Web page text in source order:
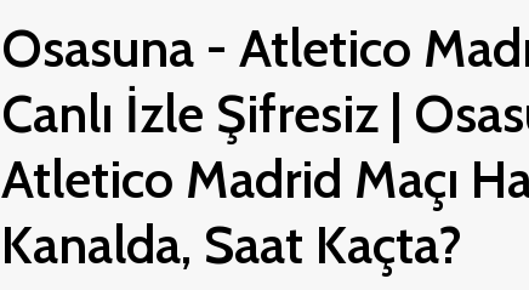
Osasuna - Atletico
Canlı İzle Şifresiz |
Atletico Madrid Maçı
Kanalda, Saat Kaçta?